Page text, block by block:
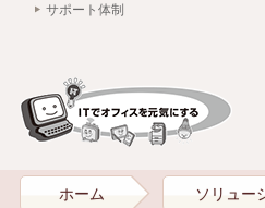
サポート体制
ホーム ソリュー